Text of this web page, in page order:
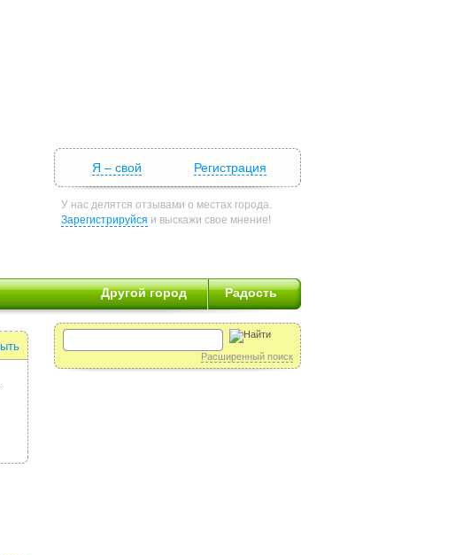
Я – свой Регистрация
У нас делятся отзывами о местах города.
Зарегистрируйся и выскажи свое мнение!
Другой город Радость
Расширенный поиск